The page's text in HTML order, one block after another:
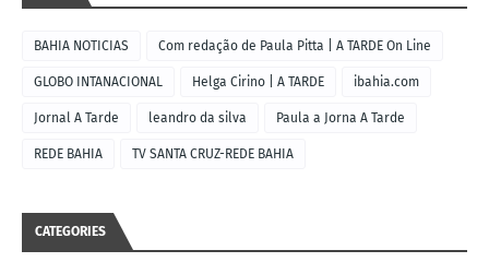
BAHIA NOTICIAS Com redação de Paula Pitta | A TARDE On Line
GLOBO INTANACIONAL Helga Cirino | A TARDE ibahia.com
Jornal A Tarde leandro da silva Paula a Jorna A Tarde
REDE BAHIA TV SANTA CRUZ-REDE BAHIA
CATEGORIES